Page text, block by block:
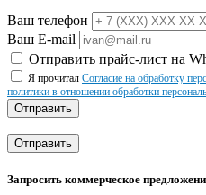
Ваш телефон
Ваш E-mail
Отправить прайс-лист на
Я прочитал Согласие на обработку
политики в отношении обработки
Отправить
Отправить
Запросить коммерческое